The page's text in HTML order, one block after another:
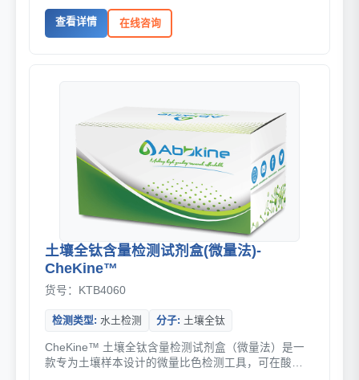
查看详情 在线咨询
土壤全钛含量检测试剂盒(微量法)-
CheKine™
货号：KTB4060
检测类型: 水土检测 分子: 土壤全钛
CheKine™ 土壤全钛含量检测试剂盒（微量法）是一
款专为土壤样本设计的微量比色检测工具，可在酸性